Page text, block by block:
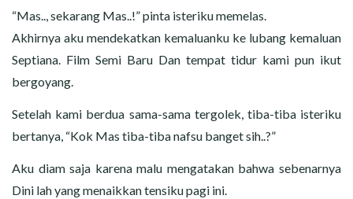
“Mas.., sekarang Mas..!” pinta isteriku memelas.
Akhirnya aku mendekatkan kemaluanku ke lubang kemaluan
Septiana. Film Semi Baru Dan tempat tidur kami pun ikut
bergoyang.
Setelah kami berdua sama-sama tergolek, tiba-tiba isteriku
bertanya, “Kok Mas tiba-tiba nafsu banget sih..?”
Aku diam saja karena malu mengatakan bahwa sebenarnya
Dini lah yang menaikkan tensiku pagi ini.